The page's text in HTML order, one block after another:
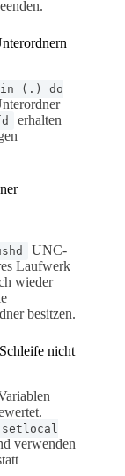
in (.) do
erhalten
UNC-
Laufwerk
wieder
besitzen.
nicht
setlocal
verwenden